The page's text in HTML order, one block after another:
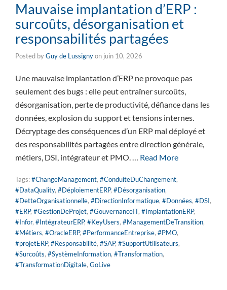
Mauvaise implantation d’ERP :
surcoûts, désorganisation et
responsabilités partagées
Posted byGuy de Lussignyon juin 10, 2026
Une mauvaise implantation d’ERP ne provoque pas
seulement des bugs : elle peut entraîner surcoûts,
désorganisation, perte de productivité, défiance dans les
données, explosion du support et tensions internes.
Décryptage des conséquences d’un ERP mal déployé et
des responsabilités partagées entre direction générale,
métiers, DSI, intégrateur et PMO. … Read More
Tags:#ChangeManagement, #ConduiteDuChangement,
#DataQuality, #DéploiementERP, #Désorganisation,
#DetteOrganisationnelle, #DirectionInformatique, #Données, #DSI,
#ERP, #GestionDeProjet, #GouvernanceIT, #ImplantationERP,
#Infor, #IntégrateurERP, #KeyUsers, #ManagementDeTransition,
#Métiers, #OracleERP, #PerformanceEntreprise, #PMO,
#projetERP, #Responsabilité, #SAP, #SupportUtilisateurs,
#Surcoûts, #SystèmeInformation, #Transformation,
#TransformationDigitale, GoLive